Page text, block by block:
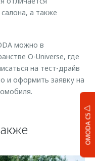
OMODA C5
а также
можно в
O-Universe, где
на тест-драйв
и оформить заявку на